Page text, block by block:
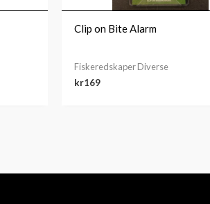
Clip on Bite Alarm
Fiskeredskaper Diverse
kr169